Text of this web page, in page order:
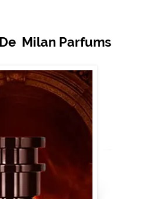
Milan Parfums